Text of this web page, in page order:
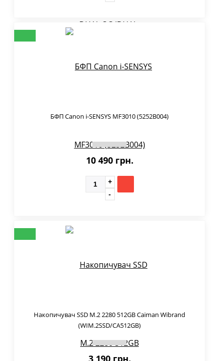
БФП Canon i-SENSYS MF3010 (5252B004)
10 490 грн.
Накопичувач SSD M.2 2280 512GB Caiman Wibrand
(WIM.2SSD/CA512GB)
3 190 грн.